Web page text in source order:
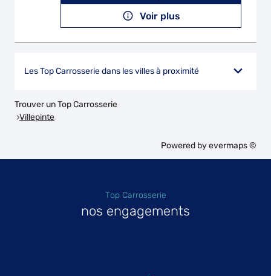
Voir plus
Les Top Carrosserie dans les villes à proximité
Trouver un Top Carrosserie
Villepinte
Powered byevermaps ©
Top Carrosserie
nos engagements